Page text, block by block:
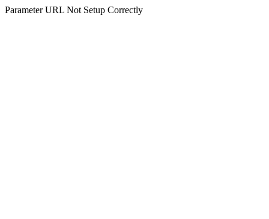
Parameter URL Not Setup Correctly